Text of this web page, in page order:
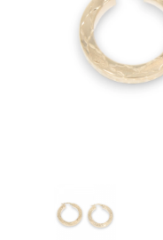
BIJUTERII COPII